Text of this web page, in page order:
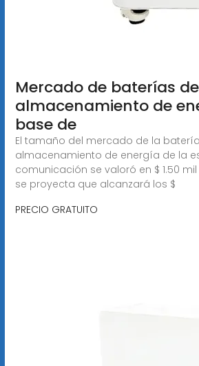
Mercado de baterías
almacenamiento de
base de
El tamaño del mercado de la
almacenamiento de energía de la
comunicación se valoró en $ 1.50
se proyecta que alcanzará los $
PRECIO GRATUITO